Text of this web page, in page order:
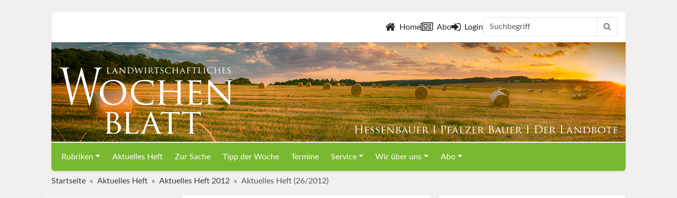
Home Abo Login
Rubriken Aktuelles Heft Zur Sache Tipp der Woche Termine Service Wir über uns Abo
Startseite Aktuelles Heft Aktuelles Heft 2012 Aktuelles Heft (26/2012)